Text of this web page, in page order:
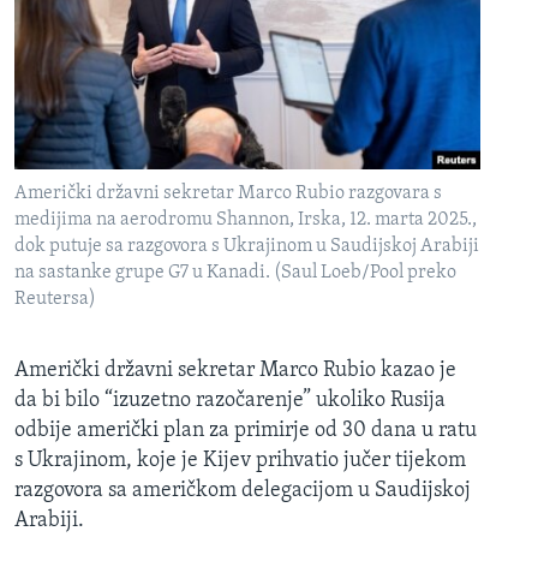
Američki državni sekretar Marco Rubio razgovara s
medijima na aerodromu Shannon, Irska, 12. marta 2025.,
dok putuje sa razgovora s Ukrajinom u Saudijskoj Arabiji
na sastanke grupe G7 u Kanadi. (Saul Loeb/Pool preko
Reutersa)
Američki državni sekretar Marco Rubio kazao je
da bi bilo “izuzetno razočarenje” ukoliko Rusija
odbije američki plan za primirje od 30 dana u ratu
s Ukrajinom, koje je Kijev prihvatio jučer tijekom
razgovora sa američkom delegacijom u Saudijskoj
Arabiji.